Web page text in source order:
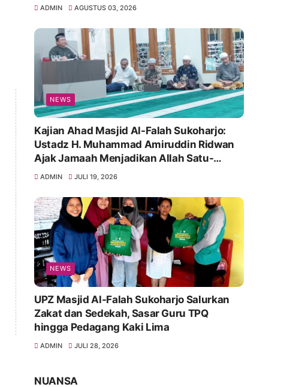
ADMIN AGUSTUS 03, 2026
NEWS
Kajian Ahad Masjid Al-Falah Sukoharjo:
Ustadz H. Muhammad Amiruddin Ridwan
Ajak Jamaah Menjadikan Allah Satu-
Satunya Tempat Bergantung
ADMIN JULI 19, 2026
NEWS
UPZ Masjid Al-Falah Sukoharjo Salurkan
Zakat dan Sedekah, Sasar Guru TPQ
hingga Pedagang Kaki Lima
ADMIN JULI 28, 2026
NUANSA